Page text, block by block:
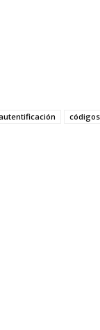
códigos